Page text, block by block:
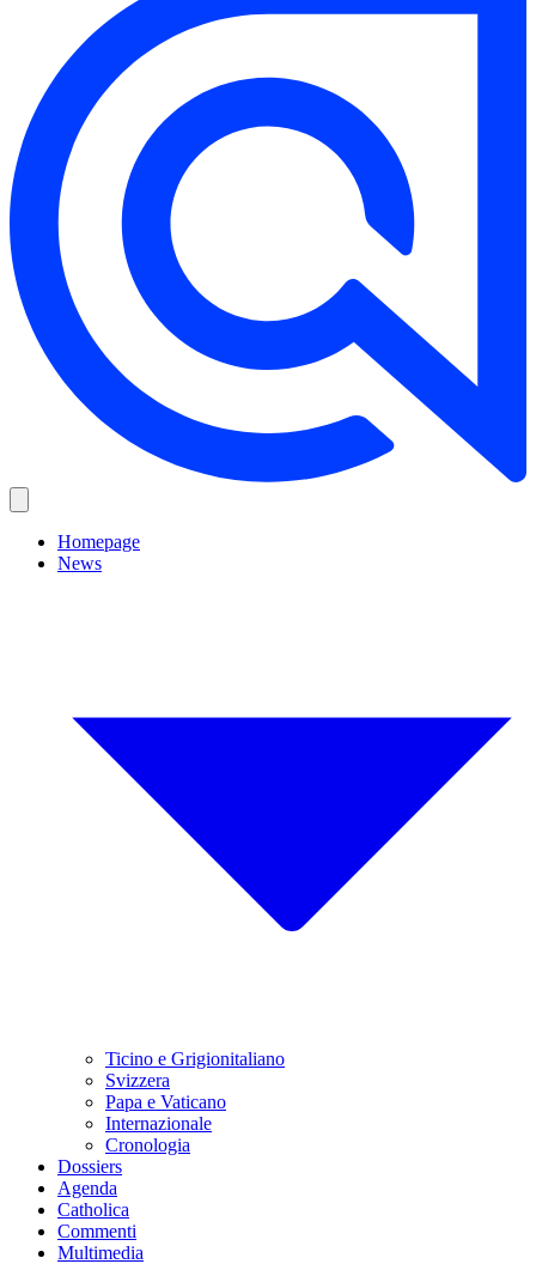
Homepage
News
Ticino e Grigionitaliano
Svizzera
Papa e Vaticano
Internazionale
Cronologia
Dossiers
Agenda
Catholica
Commenti
Multimedia